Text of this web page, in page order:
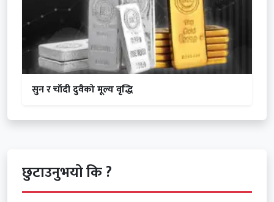
सुन र चाँदी दुवैको मूल्य वृद्धि
छुटाउनुभयो कि ?